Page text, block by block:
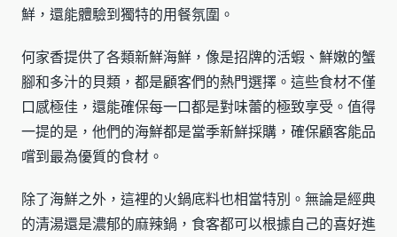
鮮，還能體驗到獨特的用餐氛圍。
何家香提供了各類新鮮海鮮，像是招牌的活蝦、鮮嫩的蟹
腳和多汁的貝類，都是顧客們的熱門選擇。這些食材不僅
口感極佳，還能確保每一口都是對味蕾的極致享受。值得
一提的是，他們的海鮮都是當季新鮮採購，確保顧客能品
嚐到最為優質的食材。
除了海鮮之外，這裡的火鍋底料也相當特別。無論是經典
的清湯還是濃郁的麻辣鍋，食客都可以根據自己的喜好進